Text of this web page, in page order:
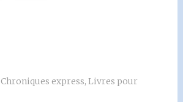
Chroniques express, Livres pour